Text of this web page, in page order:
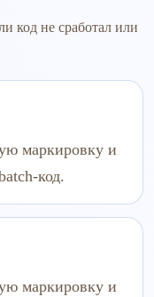
код не сработал или
маркировку и
код.
маркировку и